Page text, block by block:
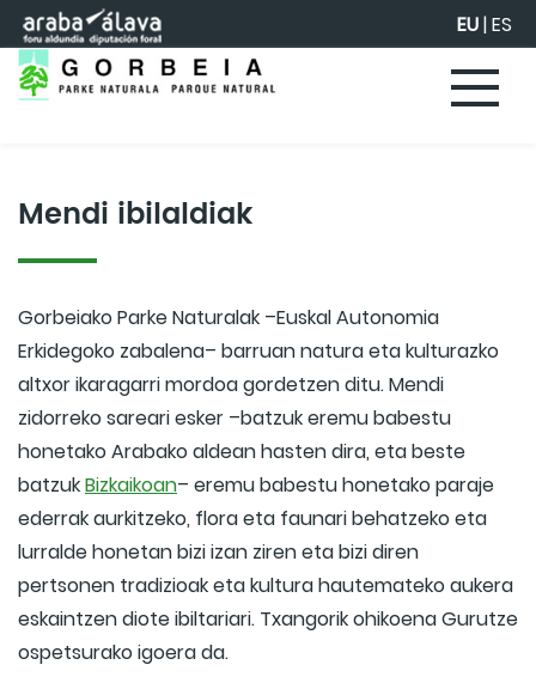
Eduki nagusira joan EU|ES
Mendi ibilaldiak
Gorbeiako Parke Naturalak –Euskal Autonomia
Erkidegoko zabalena– barruan natura eta kulturazko
altxor ikaragarri mordoa gordetzen ditu. Mendi
zidorreko sareari esker –batzuk eremu babestu
honetako Arabako aldean hasten dira, eta beste
batzukBizkaikoan– eremu babestu honetako paraje
ederrak aurkitzeko, flora eta faunari behatzeko eta
lurralde honetan bizi izan ziren eta bizi diren
pertsonen tradizioak eta kultura hautemateko aukera
eskaintzen diote ibiltariari. Txangorik ohikoena Gurutze
ospetsurako igoera da.